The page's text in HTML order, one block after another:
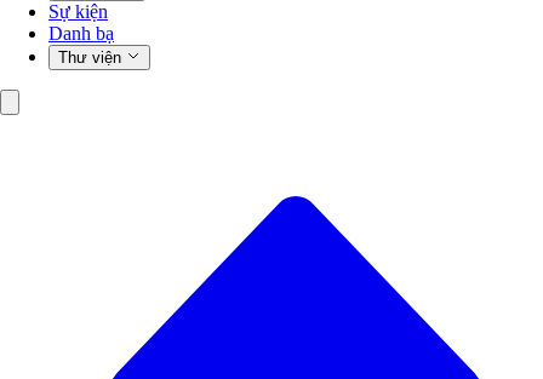
Sự kiện
Danh bạ
Thư viện